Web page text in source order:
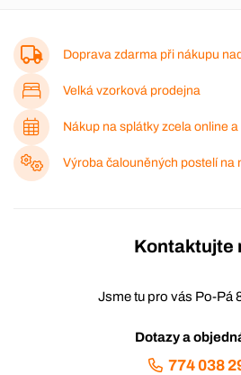
Doprava zdarma při nákupu nad
Velká vzorková prodejna
Nákup na splátky zcela online
Výroba čalouněných postelí na
Kontaktujte
Jsme tu pro vás Po-Pá
Dotazy a
774 038